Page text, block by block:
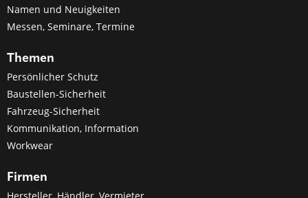
Namen und Neuigkeiten
Messen, Seminare, Termine
Themen
Persönlicher Schutz
Baustellen-Sicherheit
Fahrzeug-Sicherheit
Kommunikation, Information
Workwear
Firmen